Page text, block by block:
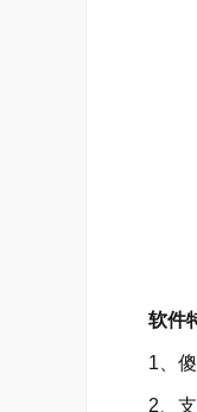
软件特
1、傻
2、支持